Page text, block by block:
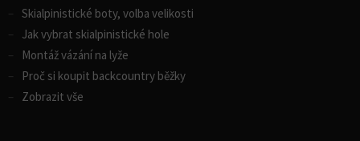
Skialpinistické boty, volba velikosti
Jak vybrat skialpinistické hole
Montáž vázání na lyže
Proč si koupit backcountry běžky
Zobrazit vše